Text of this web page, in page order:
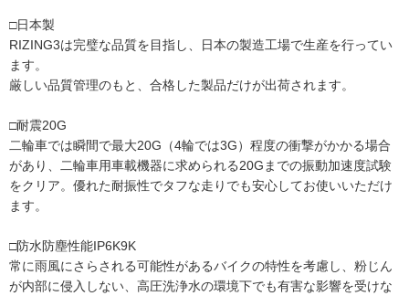
□日本製
RIZING3は完璧な品質を目指し、日本の製造工場で生産を行ってい
ます。
厳しい品質管理のもと、合格した製品だけが出荷されます。
□耐震20G
二輪車では瞬間で最大20G（4輪では3G）程度の衝撃がかかる場合
があり、二輪車用車載機器に求められる20Gまでの振動加速度試験
をクリア。優れた耐振性でタフな走りでも安心してお使いいただけ
ます。
□防水防塵性能IP6K9K
常に雨風にさらされる可能性があるバイクの特性を考慮し、粉じん
が内部に侵入しない、高圧洗浄水の環境下でも有害な影響を受けな